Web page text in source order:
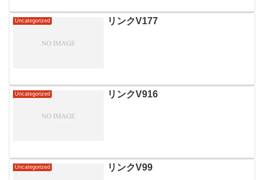
Uncategorized リンクV177
Uncategorized リンクV916
Uncategorized リンクV99